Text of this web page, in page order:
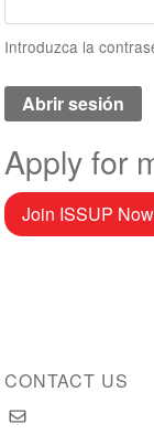
Introduzca la
Apply for
Join ISSUP
CONTACT US